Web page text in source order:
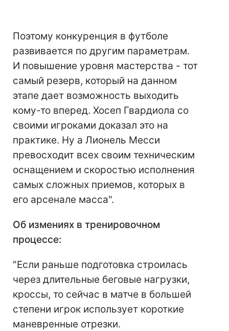
Поэтому конкуренция в футболе
развивается по другим параметрам.
И повышение уровня мастерства - тот
самый резерв, который на данном
этапе дает возможность выходить
кому-то вперед. Хосеп Гвардиола со
своими игроками доказал это на
практике. Ну а Лионель Месси
превосходит всех своим техническим
оснащением и скоростью исполнения
самых сложных приемов, которых в
его арсенале масса".
Об измениях в тренировочном
процессе:
"Если раньше подготовка строилась
через длительные беговые нагрузки,
кроссы, то сейчас в матче в большей
степени игрок использует короткие
маневренные отрезки.